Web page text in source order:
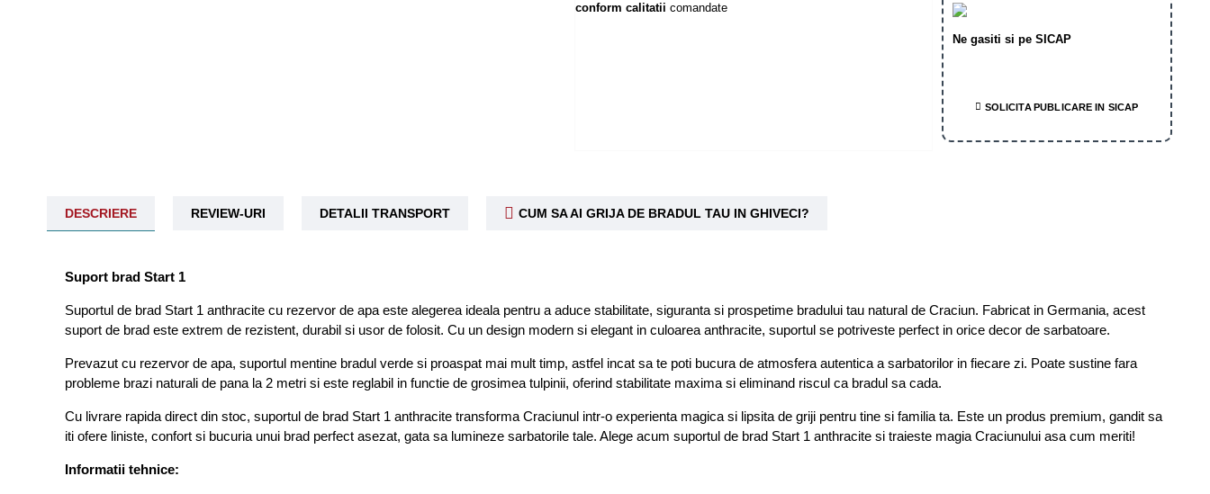
conform calitatii comandate
Ne gasiti si pe SICAP
SOLICITA PUBLICARE IN SICAP
DESCRIERE REVIEW-URI DETALII TRANSPORT CUM SA AI GRIJA DE BRADUL TAU IN GHIVECI?
Suport brad Start 1
Suportul de brad Start 1 anthracite cu rezervor de apa este alegerea ideala pentru a aduce stabilitate, siguranta si prospetime bradului tau natural de Craciun. Fabricat in Germania, acest
suport de brad este extrem de rezistent, durabil si usor de folosit. Cu un design modern si elegant in culoarea anthracite, suportul se potriveste perfect in orice decor de sarbatoare.
Prevazut cu rezervor de apa, suportul mentine bradul verde si proaspat mai mult timp, astfel incat sa te poti bucura de atmosfera autentica a sarbatorilor in fiecare zi. Poate sustine fara
probleme brazi naturali de pana la 2 metri si este reglabil in functie de grosimea tulpinii, oferind stabilitate maxima si eliminand riscul ca bradul sa cada.
Cu livrare rapida direct din stoc, suportul de brad Start 1 anthracite transforma Craciunul intr-o experienta magica si lipsita de griji pentru tine si familia ta. Este un produs premium, gandit sa
iti ofere liniste, confort si bucuria unui brad perfect asezat, gata sa lumineze sarbatorile tale. Alege acum suportul de brad Start 1 anthracite si traieste magia Craciunului asa cum meriti!
Informatii tehnice: